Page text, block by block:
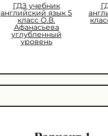
ГДЗ учебник
английский язык 5
класс О.В.
Афанасьева
углубленный
уровень